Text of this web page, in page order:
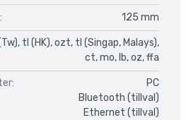
125 mm
tl (HK), ozt, tl (Singap, Malays),
ct, mo, lb, oz, ffa
PC
Bluetooth (tillval)
Ethernet (tillval)